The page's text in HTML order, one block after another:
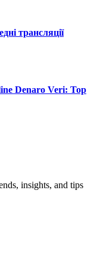
трансляції
Denaro Veri: Top
insights, and tips